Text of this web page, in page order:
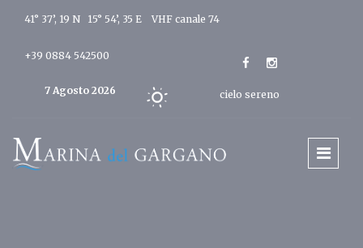
41° 37’, 19 N 15° 54’, 35 E VHF canale 74
+39 0884 542500
7 Agosto 2026 cielo sereno